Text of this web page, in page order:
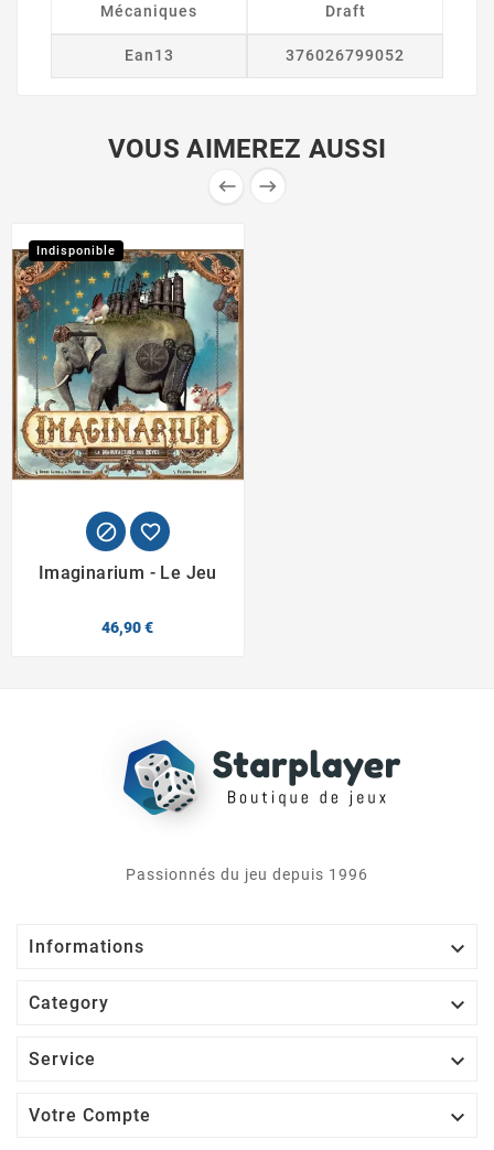
Mécaniques Draft
Ean13 376026799052
VOUS AIMEREZ AUSSI
 
Indisponible
 
Imaginarium - Le Jeu
46,90 €
Passionnés du jeu depuis 1996
Informations 
Category 
Service 
Votre Compte 